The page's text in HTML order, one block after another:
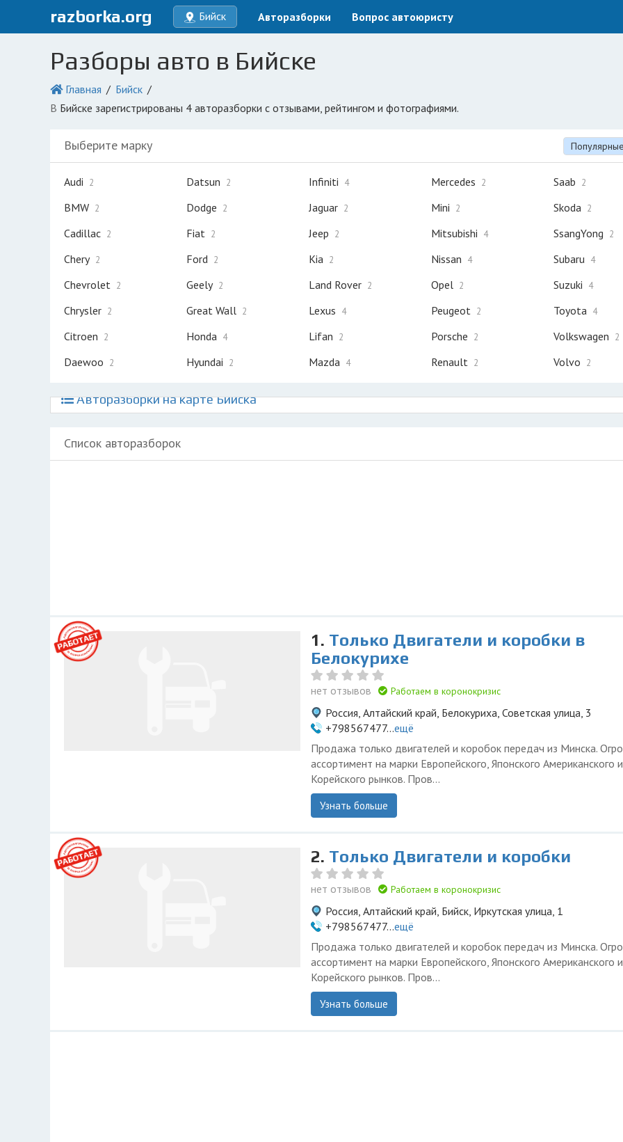
razborka.org Бийск Авторазборки Вопрос автоюристу
Разборы авто в Бийске
Главная
Бийск
в Бийске зарегистрированы 4 авторазборки с отзывами, рейтингом и фотографиями.
Выберите марку Популярные
Audi 2
BMW 2
Cadillac 2
Chery 2
Chevrolet 2
Chrysler 2
Citroen 2
Daewoo 2
Datsun 2
Dodge 2
Fiat 2
Ford 2
Geely 2
Great Wall 2
Honda 4
Hyundai 2
Infiniti 4
Jaguar 2
Jeep 2
Kia 2
Land Rover 2
Lexus 4
Lifan 2
Mazda 4
Mercedes 2
Mini 2
Mitsubishi 4
Nissan 4
Opel 2
Peugeot 2
Porsche 2
Renault 2
Saab 2
Skoda 2
SsangYong 2
Subaru 4
Suzuki 4
Toyota 4
Volkswagen 2
Volvo 2
Авторазборки на карте Бийска
Список авторазборок
1. Только Двигатели и коробки в
Белокурихе
нет отзывов Работаем в коронокризис
Россия, Алтайский край, Белокуриха, Советская улица, 3
+798567477...ещё
Продажа только двигателей и коробок передач из Минска.
ассортимент на марки Европейского, Японского Американского и
Корейского рынков. Пров...
Узнать больше
2. Только Двигатели и коробки
нет отзывов Работаем в коронокризис
Россия, Алтайский край, Бийск, Иркутская улица, 1
+798567477...ещё
Продажа только двигателей и коробок передач из Минска.
ассортимент на марки Европейского, Японского Американского и
Корейского рынков. Пров...
Узнать больше